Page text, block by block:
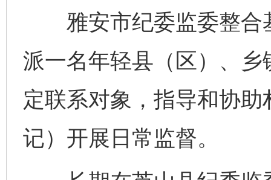
雅安市纪委监委整合
派一名年轻县（区）、
定联系对象，指导和协
记）开展日常监督。